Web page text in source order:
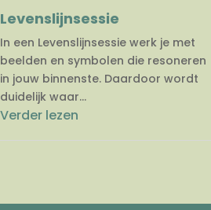
Levenslijnsessie
In een Levenslijnsessie werk je met
beelden en symbolen die resoneren
in jouw binnenste. Daardoor wordt
duidelijk waar...
Verder lezen